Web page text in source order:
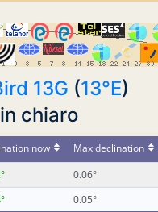
13G (13°E)
chiaro
now Max declination
0.06°
0.05°